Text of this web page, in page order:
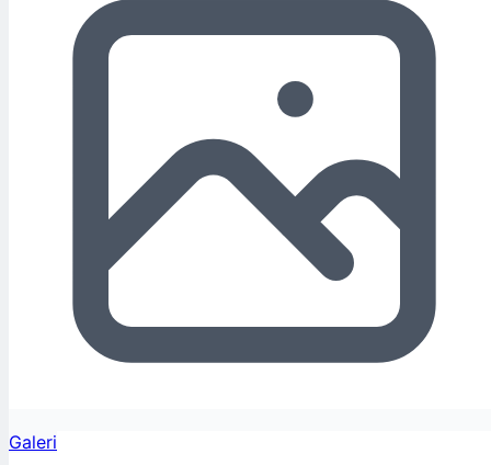
Galeri